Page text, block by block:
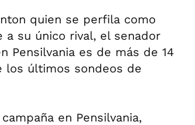
quien se perfila como
su único rival, el senador
Pensilvania es de más de 14
los últimos sondeos de
en Pensilvania,